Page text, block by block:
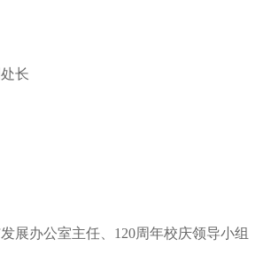
长
展办公室主任、120周年校庆领导小组